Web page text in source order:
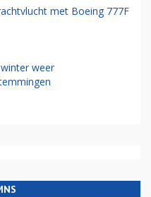
met Boeing 777F
weer